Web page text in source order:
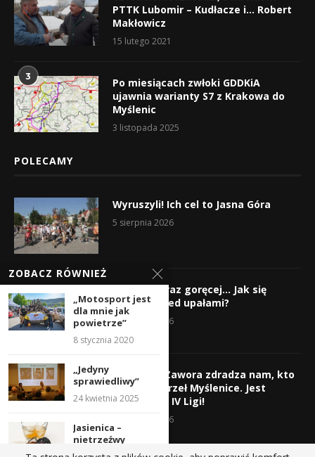
PTTK Lubomir – Kudłacze i… Robert
Makłowicz
15 lutego 2021
3
Po miesiącach zwłoki GDDKiA
ujawnia warianty S7 z Krakowa do
Myślenic
3 listopada 2025
POLECAMY
Wyruszyli! Ich cel to Jasna Góra
5 sierpnia 2026
Gorąco, coraz goręcej… Jak się
chronić przed upałami?
4 sierpnia 2026
Krzysztof Zawora zdradza nam, kto
wzmocni Orzeł Myślenice. Jest
nazwisko z IV Ligi!
3 sierpnia 2026
ZOBACZ RÓWNIEŻ
„Motosport jest
dla mnie jak
powietrze”
8 stycznia 2020
„Jedyny
sprawiedliwy”
24 kwietnia 2025
Jasienica –
nietrzeźwy
kierowca